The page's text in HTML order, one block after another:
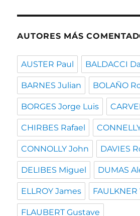
AUTORES MÁS
AUSTER Paul BALDACCI
BARNES Julian BOLAÑO
BORGES Jorge Luis
CHIRBES Rafael
CONNOLLY John DAVIES
DELIBES Miguel DUMAS
ELLROY James
FLAUBERT Gustave